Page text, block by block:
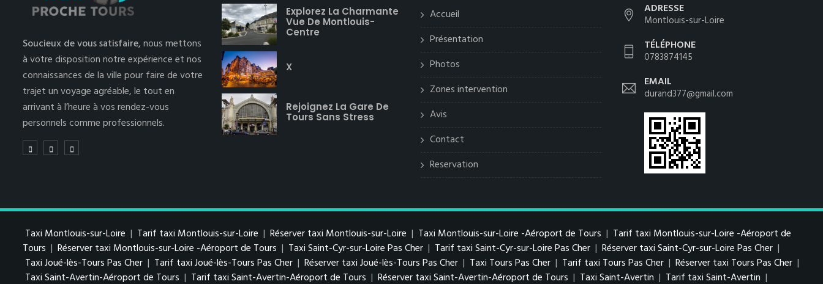
Soucieux de vous satisfaire,nous mettons
à votre disposition notre expérience et nos
connaissances de la ville pour faire de votre
trajet un voyage agréable, le tout en
arrivant à l’heure à vos rendez-vous
personnels comme professionnels.
Explorez La Charmante
Vue De Montlouis-
Centre
X
Rejoignez La Gare De
Tours Sans Stress
Accueil
Présentation
Photos
Zones intervention
Avis
Contact
Reservation
ADRESSE
Montlouis-sur-Loire
TÉLÉPHONE
0783874145
EMAIL
durand377@gmail.com
Taxi Montlouis-sur-Loire | Tarif taxi Montlouis-sur-Loire | Réserver taxi Montlouis-sur-Loire | Taxi Montlouis-sur-Loire -Aéroport de Tours | Tarif taxi Montlouis-sur-Loire -Aéroport de
Tours | Réserver taxi Montlouis-sur-Loire -Aéroport de Tours | Taxi Saint-Cyr-sur-Loire Pas Cher | Tarif taxi Saint-Cyr-sur-Loire Pas Cher | Réserver taxi Saint-Cyr-sur-Loire Pas Cher |
Taxi Joué-lès-Tours Pas Cher | Tarif taxi Joué-lès-Tours Pas Cher | Réserver taxi Joué-lès-Tours Pas Cher | Taxi Tours Pas Cher | Tarif taxi Tours Pas Cher | Réserver taxi Tours Pas Cher |
Taxi Saint-Avertin-Aéroport de Tours | Tarif taxi Saint-Avertin-Aéroport de Tours | Réserver taxi Saint-Avertin-Aéroport de Tours | Taxi Saint-Avertin | Tarif taxi Saint-Avertin |